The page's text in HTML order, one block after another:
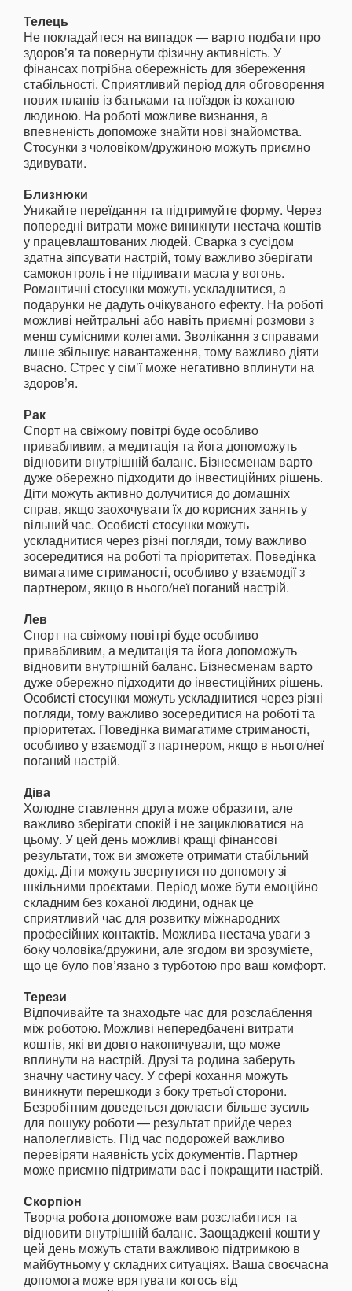
Телець
Не покладайтеся на випадок — варто подбати про
здоров’я та повернути фізичну активність. У
фінансах потрібна обережність для збереження
стабільності. Сприятливий період для обговорення
нових планів із батьками та поїздок із коханою
людиною. На роботі можливе визнання, а
впевненість допоможе знайти нові знайомства.
Стосунки з чоловіком/дружиною можуть приємно
здивувати.
Близнюки
Уникайте переїдання та підтримуйте форму. Через
попередні витрати може виникнути нестача коштів
у працевлаштованих людей. Сварка з сусідом
здатна зіпсувати настрій, тому важливо зберігати
самоконтроль і не підливати масла у вогонь.
Романтичні стосунки можуть ускладнитися, а
подарунки не дадуть очікуваного ефекту. На роботі
можливі нейтральні або навіть приємні розмови з
менш сумісними колегами. Зволікання з справами
лише збільшує навантаження, тому важливо діяти
вчасно. Стрес у сім’ї може негативно вплинути на
здоров’я.
Рак
Спорт на свіжому повітрі буде особливо
привабливим, а медитація та йога допоможуть
відновити внутрішній баланс. Бізнесменам варто
дуже обережно підходити до інвестиційних рішень.
Діти можуть активно долучитися до домашніх
справ, якщо заохочувати їх до корисних занять у
вільний час. Особисті стосунки можуть
ускладнитися через різні погляди, тому важливо
зосередитися на роботі та пріоритетах. Поведінка
вимагатиме стриманості, особливо у взаємодії з
партнером, якщо в нього/неї поганий настрій.
Лев
Спорт на свіжому повітрі буде особливо
привабливим, а медитація та йога допоможуть
відновити внутрішній баланс. Бізнесменам варто
дуже обережно підходити до інвестиційних рішень.
Особисті стосунки можуть ускладнитися через різні
погляди, тому важливо зосередитися на роботі та
пріоритетах. Поведінка вимагатиме стриманості,
особливо у взаємодії з партнером, якщо в нього/неї
поганий настрій.
Діва
Холодне ставлення друга може образити, але
важливо зберігати спокій і не зациклюватися на
цьому. У цей день можливі кращі фінансові
результати, тож ви зможете отримати стабільний
дохід. Діти можуть звернутися по допомогу зі
шкільними проєктами. Період може бути емоційно
складним без коханої людини, однак це
сприятливий час для розвитку міжнародних
професійних контактів. Можлива нестача уваги з
боку чоловіка/дружини, але згодом ви зрозумієте,
що це було пов’язано з турботою про ваш комфорт.
Терези
Відпочивайте та знаходьте час для розслаблення
між роботою. Можливі непередбачені витрати
коштів, які ви довго накопичували, що може
вплинути на настрій. Друзі та родина заберуть
значну частину часу. У сфері кохання можуть
виникнути перешкоди з боку третьої сторони.
Безробітним доведеться докласти більше зусиль
для пошуку роботи — результат прийде через
наполегливість. Під час подорожей важливо
перевіряти наявність усіх документів. Партнер
може приємно підтримати вас і покращити настрій.
Скорпіон
Творча робота допоможе вам розслабитися та
відновити внутрішній баланс. Заощаджені кошти у
цей день можуть стати важливою підтримкою в
майбутньому у складних ситуаціях. Ваша своєчасна
допомога може врятувати когось від